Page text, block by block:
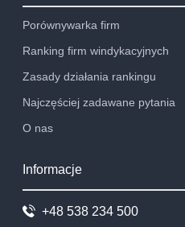
Porównywarka firm
Ranking firm windykacyjnych
Zasady działania rankingu
Najczęściej zadawane pytania
O nas
Informacje
+48 538 234 500